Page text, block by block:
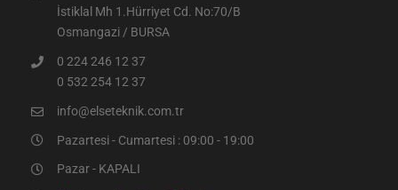
İstiklal Mh 1.Hürriyet Cd. No:70/B
Osmangazi / BURSA
0 224 246 12 37
0 532 254 12 37
info@elseteknik.com.tr
Pazartesi - Cumartesi : 09:00 - 19:00
Pazar - KAPALI